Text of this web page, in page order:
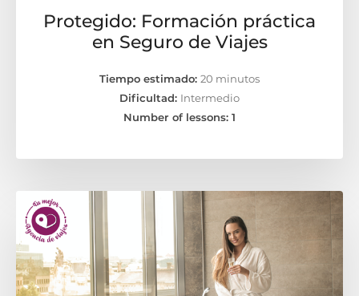
Protegido: Formación práctica
en Seguro de Viajes
Tiempo estimado: 20 minutos
Dificultad: Intermedio
Number of lessons: 1